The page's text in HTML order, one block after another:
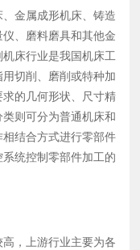
金属成形机床、铸造
、磨料磨具和其他金
床行业是我国机床工
切削、磨削或特种加
的几何形状、尺寸精
则可分为普通机床和
结合方式进行零部件
统控制零部件加工的
，上游行业主要为各